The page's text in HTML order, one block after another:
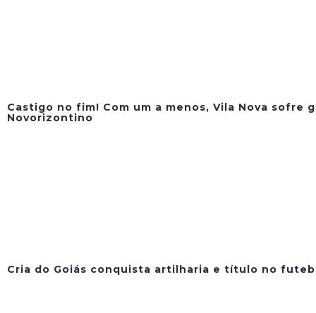
Castigo no fim! Com um a menos, Vila Nova sofre
Novorizontino
Cria do Goiás conquista artilharia e título no